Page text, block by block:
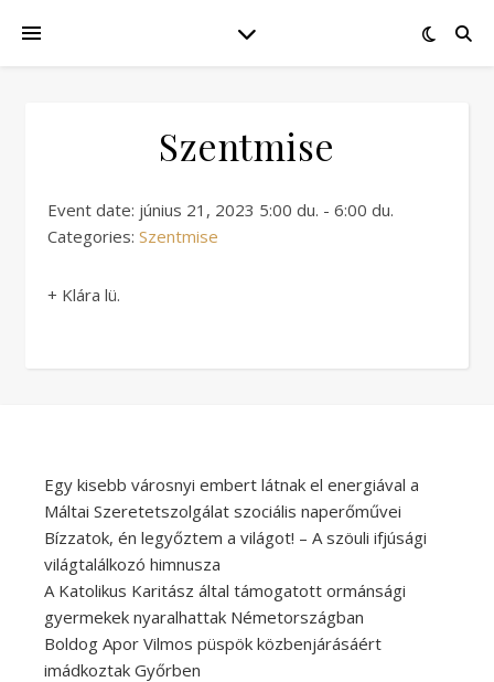
Szentmise
Event date: június 21, 2023 5:00 du. - 6:00 du.
Categories: Szentmise
+ Klára lü.
Egy kisebb városnyi embert látnak el energiával a
Máltai Szeretetszolgálat szociális naperőművei
Bízzatok, én legyőztem a világot! – A szöuli ifjúsági
világtalálkozó himnusza
A Katolikus Karitász által támogatott ormánsági
gyermekek nyaralhattak Németországban
Boldog Apor Vilmos püspök közbenjárásáért
imádkoztak Győrben